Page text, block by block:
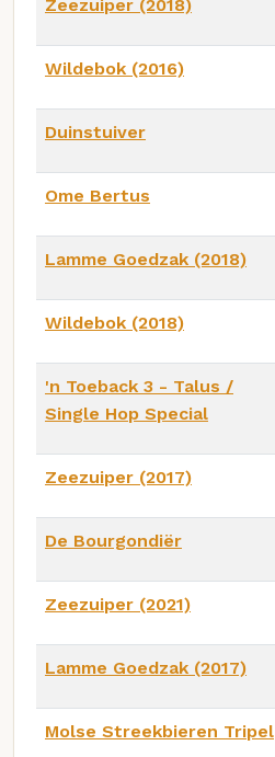
Zeezuiper (2018)
Wildebok (2016)
Duinstuiver
Ome Bertus
Lamme Goedzak (2018)
Wildebok (2018)
'n Toeback 3 - Talus /
Single Hop Special
Zeezuiper (2017)
De Bourgondiër
Zeezuiper (2021)
Lamme Goedzak (2017)
Molse Streekbieren Tripel